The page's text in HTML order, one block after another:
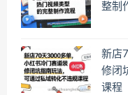
整制
新店
修闭
课程